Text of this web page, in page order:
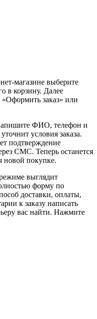
магазине выберите
в корзину. Далее
заказ» или
ФИО, телефон и
условия заказа.
подтверждение
СМС. Теперь останется
новой покупке.
выглядит
форму по
доставки, оплаты,
к заказу написать
вас найти. Нажмите